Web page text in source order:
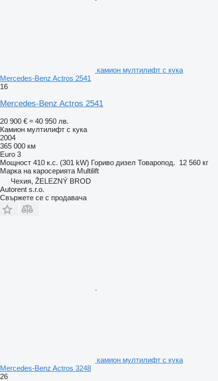
камион мултилифт с кука
Mercedes-Benz Actros 2541
16
Mercedes-Benz Actros 2541
20 900 € ≈ 40 950 лв.
Камион мултилифт с кука
2004
365 000 км
Euro 3
Мощност 410 к.с. (301 kW) Гориво дизел Товаропод. 12 560 кг
Марка на каросерията Multilift
Чехия, ŽELEZNÝ BROD
Autorent s.r.o.
Свържете се с продавача
камион мултилифт с кука
Mercedes-Benz Actros 3248
26